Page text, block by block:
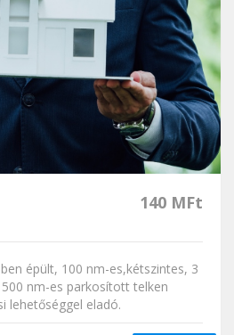
140 MFt
épült, 100 nm-es,kétszintes, 3
nm-es parkosított telken
lehetőséggel eladó.